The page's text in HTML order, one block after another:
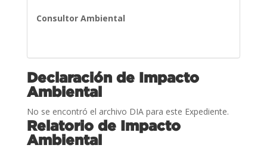
Consultor Ambiental
Declaración de Impacto
Ambiental
No se encontró el archivo DIA para este Expediente.
Relatorio de Impacto
Ambiental